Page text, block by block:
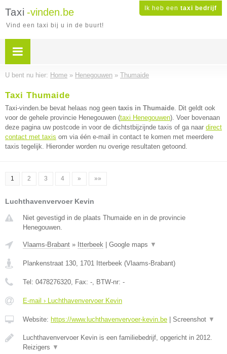
Ik heb een taxi bedrijf
Taxi -vinden.be
Vind een taxi bij u in de buurt!
U bent nu hier: Home » Henegouwen » Thumaide
Taxi Thumaide
Taxi-vinden.be bevat helaas nog geen taxis in Thumaide. Dit geldt ook
voor de gehele provincie Henegouwen (taxi Henegouwen). Voer bovenaan
deze pagina uw postcode in voor de dichtstbijzijnde taxis of ga naar direct
contact met taxis om via één e-mail in contact te komen met meerdere
taxis tegelijk. Hieronder worden nu overige resultaten getoond.
1 2 3 4 » »»
Luchthavenvervoer Kevin
Niet gevestigd in de plaats Thumaide en in de provincie
Henegouwen.
Vlaams-Brabant » Itterbeek Google maps ▼
Plankenstraat 130, 1701 Itterbeek (Vlaams-Brabant)
Tel: 0478276320, Fax: -, BTW-nr: -
E-mail › Luchthavenvervoer Kevin
Website: https://www.luchthavenvervoer-kevin.be Screenshot ▼
Luchthavenvervoer Kevin is een familiebedrijf, opgericht in 2012.
Reizigers ▼